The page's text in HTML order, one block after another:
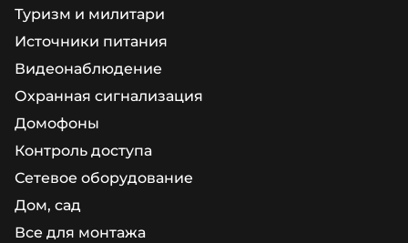
Туризм и милитари
Источники питания
Видеонаблюдение
Охранная сигнализация
Домофоны
Контроль доступа
Сетевое оборудование
Дом, сад
Все для монтажа